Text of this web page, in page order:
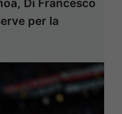
Di Francesco
per la